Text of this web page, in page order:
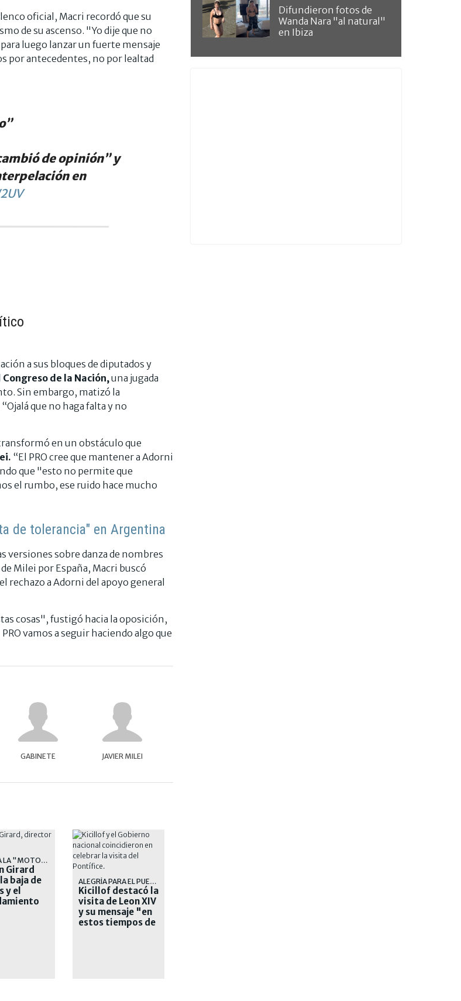
oficial, Macri recordó que su
de su ascenso. "Yo dije que no
luego lanzar un fuerte mensaje
por antecedentes, no por lealtad
de opinión” y
en
a sus bloques de diputados y
Congreso de la Nación, una jugada
Sin embargo, matizó la
que no haga falta y no
en un obstáculo que
“El PRO cree que mantener a Adorni
que "esto no permite que
el rumbo, ese ruido hace mucho
de tolerancia" en Argentina
versiones sobre danza de nombres
Milei por España, Macri buscó
rechazo a Adorni del apoyo general
cosas", fustigó hacia la oposición,
vamos a seguir haciendo algo que
GABINETE JAVIER MILEI
CRÍTICA A LA "MOTOSIERRA"
Girard
baja de
y el
ALEGRÍA PARA EL PUEBLO
Kicillof destacó la
visita de Leon XIV
y su mensaje "en
estos tiempos de
Difundieron fotos de
Wanda Nara "al natural"
en Ibiza